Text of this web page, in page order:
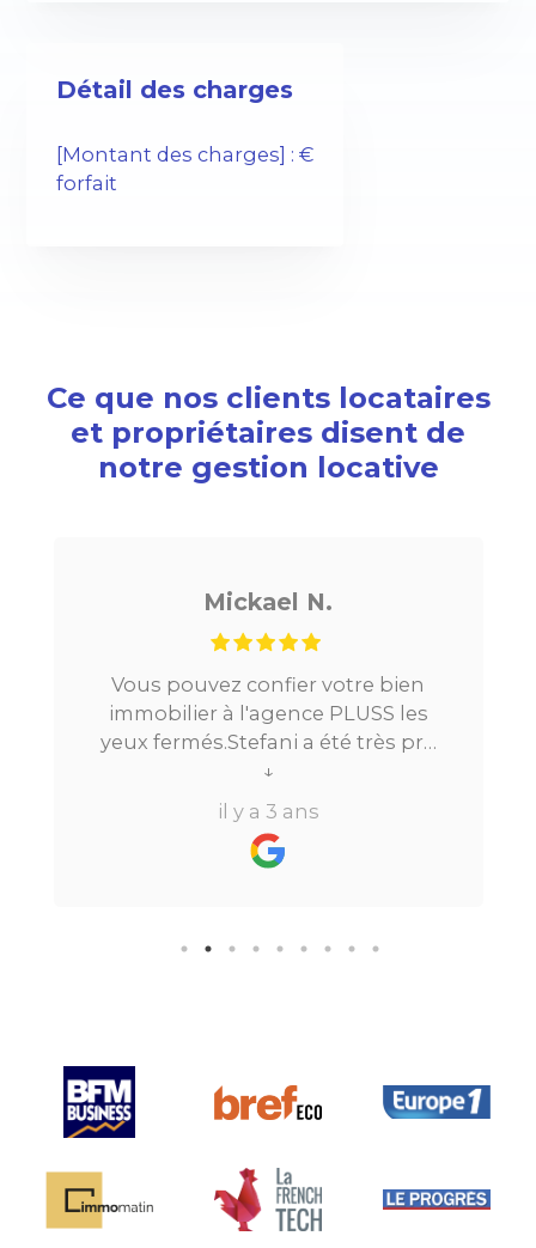
Détail des charges
[Montant des charges] : €
forfait
Ce que nos clients locataires
et propriétaires disent de
notre gestion locative
Mickael N.
Vous pouvez confier votre bien
immobilier à l'agence PLUSS les
yeux fermés.Stefani a été très pro
tout au long du processus.Très
réactive, elle a su répondre à
toutes mes questions en moins de
24h par email ou par
supplémentaire est très bien
il y a 3 ans